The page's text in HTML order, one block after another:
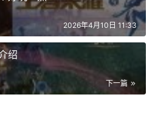
2026年4月10日 11:33
绍
下一篇